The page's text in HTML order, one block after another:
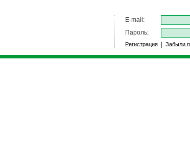
E-mail:
Пароль:
Регистрация Забыли